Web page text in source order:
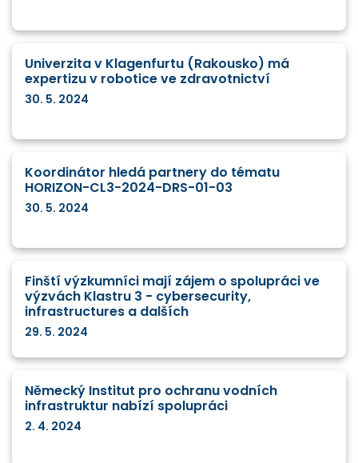
Univerzita v Klagenfurtu (Rakousko) má
expertizu v robotice ve zdravotnictví
30. 5. 2024
Koordinátor hledá partnery do tématu
HORIZON-CL3-2024-DRS-01-03
30. 5. 2024
Finští výzkumníci mají zájem o spolupráci ve
výzvách Klastru 3 - cybersecurity,
infrastructures a dalších
29. 5. 2024
Německý Institut pro ochranu vodních
infrastruktur nabízí spolupráci
2. 4. 2024